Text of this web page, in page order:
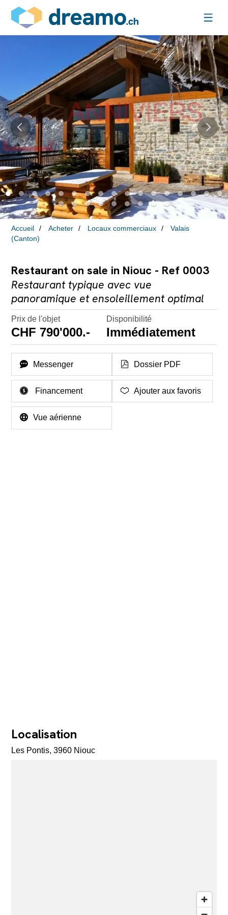
Accueil Acheter Locaux commerciaux
Valais
(Canton)
Restaurant on sale in Niouc - Ref 0003
Restaurant typique avec vue
panoramique et ensoleillement optimal
Prix de l'objet
CHF 790'000.-
Disponibilité
Immédiatement
Messenger Dossier PDF
Financement Ajouter aux favoris
Vue aérienne
Localisation
Les Pontis, 3960 Niouc